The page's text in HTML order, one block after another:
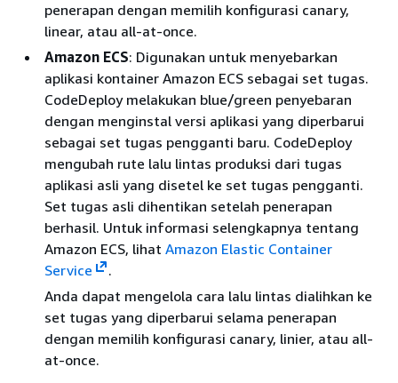
penerapan dengan memilih konfigurasi canary,
linear, atau all-at-once.
Amazon ECS: Digunakan untuk menyebarkan
aplikasi kontainer Amazon ECS sebagai set tugas.
CodeDeploy melakukan blue/green penyebaran
dengan menginstal versi aplikasi yang diperbarui
sebagai set tugas pengganti baru. CodeDeploy
mengubah rute lalu lintas produksi dari tugas
aplikasi asli yang disetel ke set tugas pengganti.
Set tugas asli dihentikan setelah penerapan
berhasil. Untuk informasi selengkapnya tentang
Amazon ECS, lihat Amazon Elastic Container
Service
.
Anda dapat mengelola cara lalu lintas dialihkan ke
set tugas yang diperbarui selama penerapan
dengan memilih konfigurasi canary, linier, atau all-
at-once.